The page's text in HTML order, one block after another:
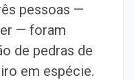
pessoas —
— foram
de pedras de
em espécie.